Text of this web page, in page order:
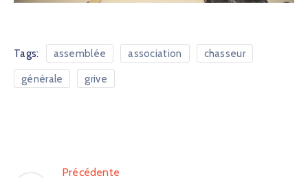
Tags: assemblée association chasseur
générale grive
Précédente